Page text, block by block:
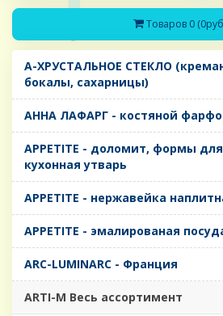
Товаров 0
A-ХРУСТАЛЬНОЕ СТЕКЛО
бокалы, сахарницы)
AHHA ЛАФАРГ - костяной
APPETITE - доломит, формы
кухонная утварь
APPETITE - нержавейка
APPETITE - эмалированая
ARC-LUMINARC - Франция
ARTI-M Весь ассортимент